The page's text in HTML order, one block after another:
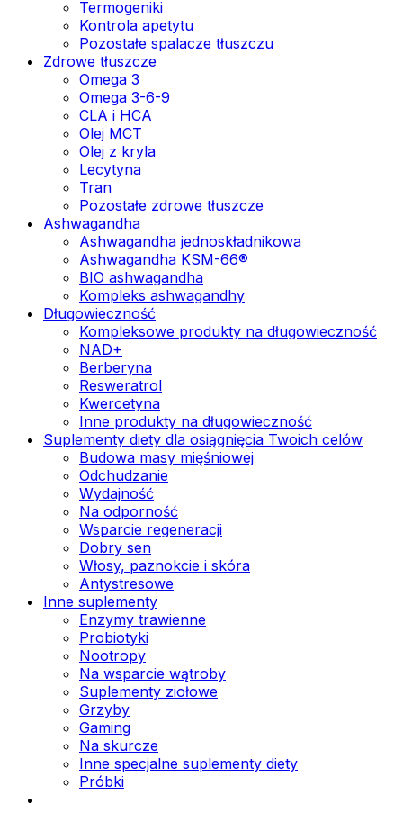
Termogeniki
Kontrola apetytu
Pozostałe spalacze tłuszczu
Zdrowe tłuszcze
Omega 3
Omega 3-6-9
CLA i HCA
Olej MCT
Olej z kryla
Lecytyna
Tran
Pozostałe zdrowe tłuszcze
Ashwagandha
Ashwagandha jednoskładnikowa
Ashwagandha KSM-66®
BIO ashwagandha
Kompleks ashwagandhy
Długowieczność
Kompleksowe produkty na długowieczność
NAD+
Berberyna
Resweratrol
Kwercetyna
Inne produkty na długowieczność
Suplementy diety dla osiągnięcia Twoich celów
Budowa masy mięśniowej
Odchudzanie
Wydajność
Na odporność
Wsparcie regeneracji
Dobry sen
Włosy, paznokcie i skóra
Antystresowe
Inne suplementy
Enzymy trawienne
Probiotyki
Nootropy
Na wsparcie wątroby
Suplementy ziołowe
Grzyby
Gaming
Na skurcze
Inne specjalne suplementy diety
Próbki